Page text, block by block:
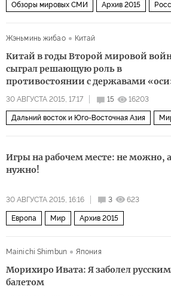
Обзоры мировых СМИ Архив 2015
Жэньминь жибао
Китай
Китай в годы Второй мировой
сыграл решающую роль в
противостоянии с державами
30 АВГУСТА 2015, 17:17 15 16203
Дальний восток и Юго-Восточная Азия
Игры на рабочем месте: не можно, а
нужно!
30 АВГУСТА 2015, 16:16 3 623
Европа Мир Архив 2015
Mainichi Shimbun Япония
Морихиро Ивата: Я заболел русским
балетом